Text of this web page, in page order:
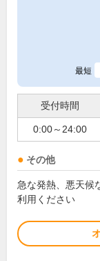
最短
受付時間
0:00～24:00
その他
急な発熱、悪天候
利用ください